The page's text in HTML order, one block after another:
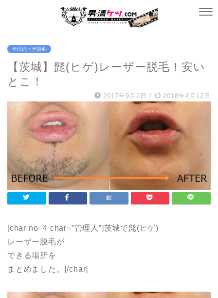
全国のヒゲ脱毛
【茨城】髭(ヒゲ)レーザー脱毛！安い
とこ！
2017年9月2日 / 2018年4月12日
[char no=4 char=”管理人”]茨城で髭(ヒゲ)
レーザー脱毛が
できる場所を
まとめました。[/char]